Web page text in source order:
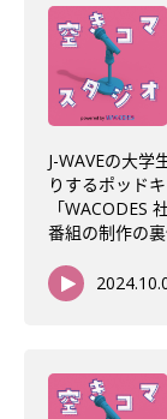
J-WAVEの大学
りするポッド
「WACODES
番組の制作の